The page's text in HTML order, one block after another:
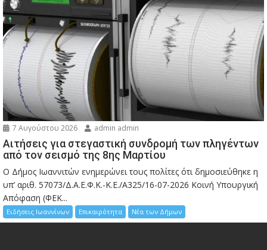
7 Αυγούστου 2026 admin admin
Αιτήσεις για στεγαστική συνδρομή των πληγέντων
από τον σεισμό της 8ης Μαρτίου
Ο Δήμος Ιωαννιτών ενημερώνει τους πολίτες ότι δημοσιεύθηκε η
υπ’ αριθ. 57073/Δ.Α.Ε.Φ.Κ.-Κ.Ε./Α325/16-07-2026 Κοινή Υπουργική
Απόφαση (ΦΕΚ...
Ειδήσεις Ιωαννίνων Επικαιρότητα Νέα των Δήμων